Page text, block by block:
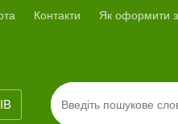
Контакти Як оформити